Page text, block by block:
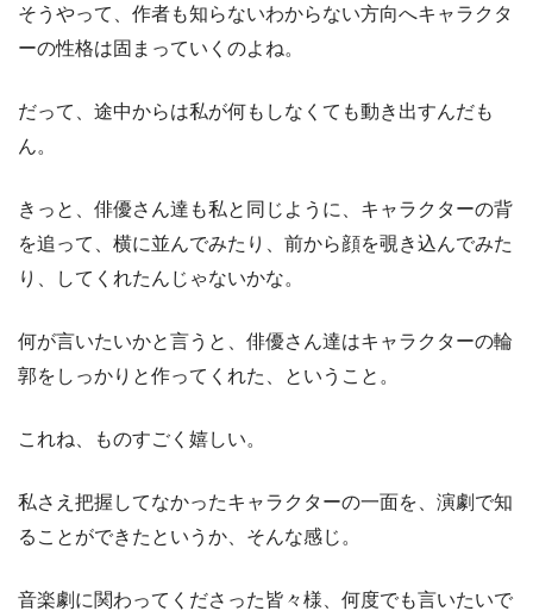
そうやって、作者も知らないわからない方向へキャラクタ
ーの性格は固まっていくのよね。
だって、途中からは私が何もしなくても動き出すんだも
ん。
きっと、俳優さん達も私と同じように、キャラクターの背
を追って、横に並んでみたり、前から顔を覗き込んでみた
り、してくれたんじゃないかな。
何が言いたいかと言うと、俳優さん達はキャラクターの輪
郭をしっかりと作ってくれた、ということ。
これね、ものすごく嬉しい。
私さえ把握してなかったキャラクターの一面を、演劇で知
ることができたというか、そんな感じ。
音楽劇に関わってくださった皆々様、何度でも言いたいで